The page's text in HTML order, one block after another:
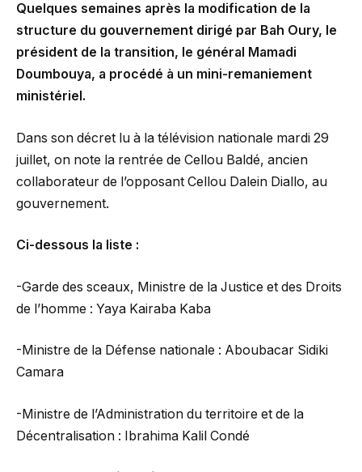
Quelques semaines après la modification de la
structure du gouvernement dirigé par Bah Oury, le
président de la transition, le général Mamadi
Doumbouya, a procédé à un mini-remaniement
ministériel.
Dans son décret lu à la télévision nationale mardi 29
juillet, on note la rentrée de Cellou Baldé, ancien
collaborateur de l’opposant Cellou Dalein Diallo, au
gouvernement.
Ci-dessous la liste :
-Garde des sceaux, Ministre de la Justice et des Droits
de l’homme : Yaya Kairaba Kaba
-Ministre de la Défense nationale : Aboubacar Sidiki
Camara
-Ministre de l’Administration du territoire et de la
Décentralisation : Ibrahima Kalil Condé